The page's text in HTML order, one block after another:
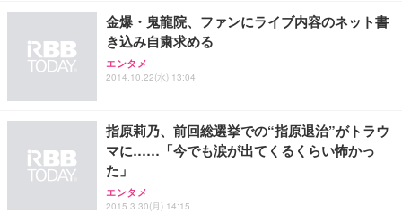
金爆・鬼龍院、ファンにライブ内容のネット書
き込み自粛求める
エンタメ
2014.10.22(水) 13:04
指原莉乃、前回総選挙での“指原退治”がトラウ
マに……「今でも涙が出てくるくらい怖かっ
た」
エンタメ
2015.3.30(月) 14:15